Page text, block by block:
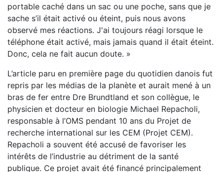
portable caché dans un sac ou une poche, sans que je
sache s’il était activé ou éteint, puis nous avons
observé mes réactions. J'ai toujours réagi lorsque le
téléphone était activé, mais jamais quand il était éteint.
Donc, cela ne fait aucun doute. »
L’article paru en première page du quotidien danois fut
repris par les médias de la planète et aurait mené à un
bras de fer entre Dre Brundtland et son collègue, le
physicien et docteur en biologie Michael Repacholi,
responsable à l’OMS pendant 10 ans du Projet de
recherche international sur les CEM (Projet CEM).
Repacholi a souvent été accusé de favoriser les
intérêts de l’industrie au détriment de la santé
publique. Ce projet avait été financé principalement